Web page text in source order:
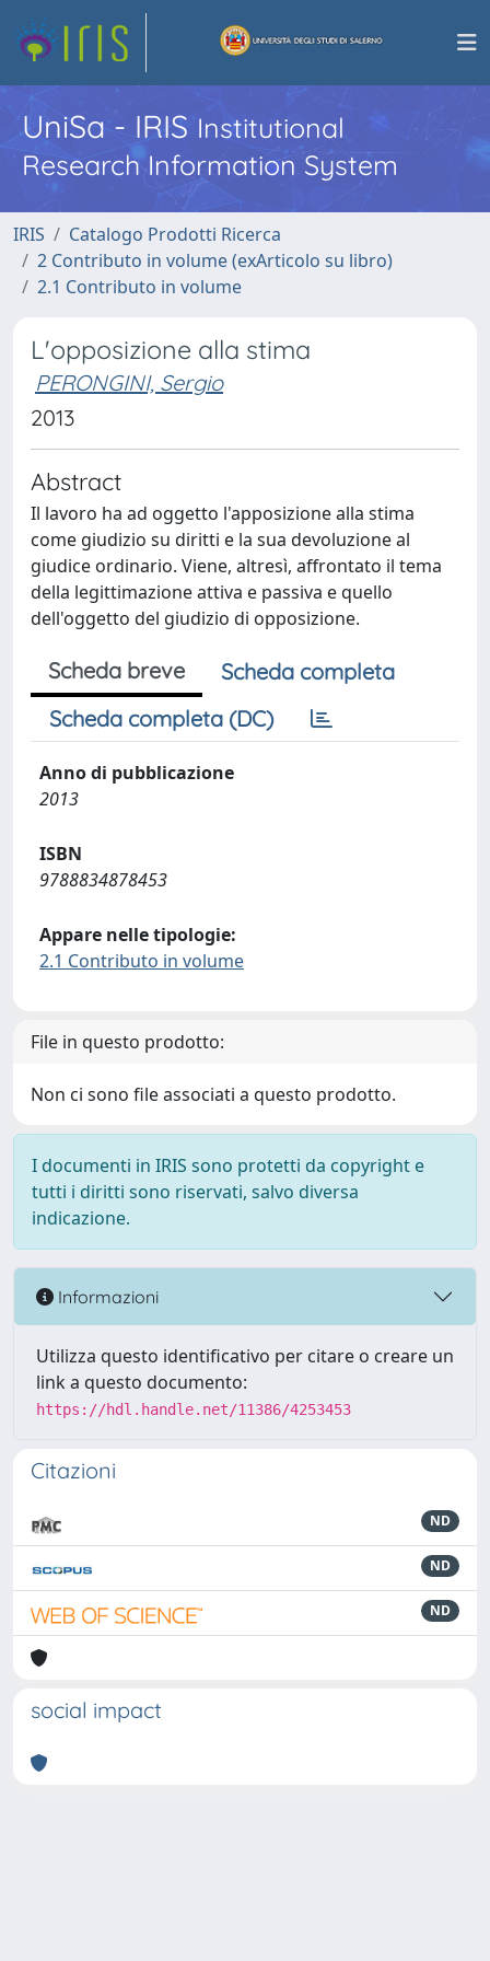
UniSa - IRISInstitutional
Research Information System
IRIS
Catalogo Prodotti Ricerca
2 Contributo in volume (exArticolo su libro)
2.1 Contributo in volume
L'opposizione alla stima
PERONGINI, Sergio
2013
Abstract
Il lavoro ha ad oggetto l'apposizione alla stima
come giudizio su diritti e la sua devoluzione al
giudice ordinario. Viene, altresì, affrontato il tema
della legittimazione attiva e passiva e quello
dell'oggetto del giudizio di opposizione.
Scheda breve
Scheda completa
Scheda completa (DC)
Anno di pubblicazione
2013
ISBN
9788834878453
Appare nelle tipologie:
2.1 Contributo in volume
File in questo prodotto:
Non ci sono file associati a questo prodotto.
I documenti in IRIS sono protetti da copyright e
tutti i diritti sono riservati, salvo diversa
indicazione.
Informazioni
Utilizza questo identificativo per citare o creare un
link a questo documento:
https://hdl.handle.net/11386/4253453
Citazioni
ND
ND
ND
social impact